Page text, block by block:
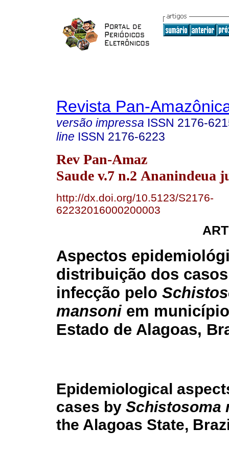
Revista Pan-
versão impressa ISSN 2176-
line ISSN 2176-6223
Rev Pan-Amaz
Saude v.7 n.2 Ananindeua
http://dx.doi.org/10.5123/S2176-
62232016000200003
Aspectos
distribuição dos
infecção pelo
mansoni em
Estado de Alagoas,
Epidemiological
cases by Schistosoma
the Alagoas State,